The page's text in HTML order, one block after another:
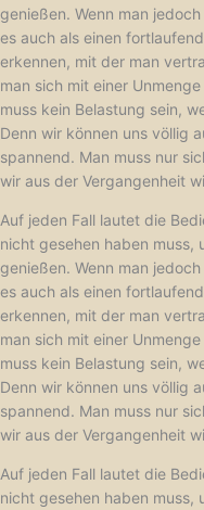
genießen. Wenn man
es auch als einen
erkennen, mit der man
man sich mit einer
muss kein Belastung sein,
Denn wir können uns völlig
spannend. Man muss nur
wir aus der Vergangenheit
Auf jeden Fall lautet die
nicht gesehen haben muss,
genießen. Wenn man
es auch als einen
erkennen, mit der man
man sich mit einer
muss kein Belastung sein,
Denn wir können uns völlig
spannend. Man muss nur
wir aus der Vergangenheit
Auf jeden Fall lautet die
nicht gesehen haben muss,